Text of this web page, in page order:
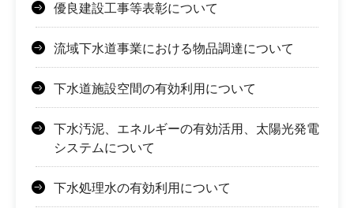
優良建設工事等表彰について
流域下水道事業における物品調達について
下水道施設空間の有効利用について
下水汚泥、エネルギーの有効活用、太陽光発電
システムについて
下水処理水の有効利用について